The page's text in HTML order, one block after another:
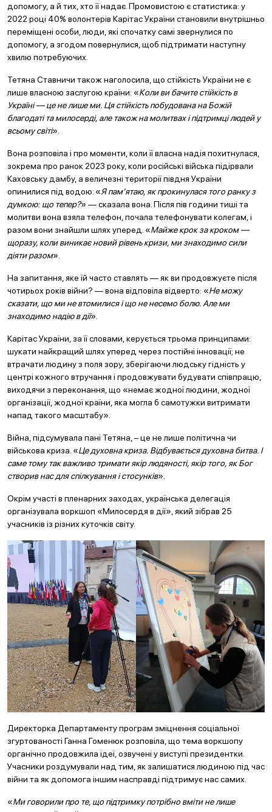
допомогу, а й тих, хто її надає. Промовистою є статистика: у
2022 році 40% волонтерів Карітас України становили внутрішньо
переміщені особи, люди, які спочатку самі звернулися по
допомогу, а згодом повернулися, щоб підтримати наступну
хвилю потребуючих.
Тетяна Ставничи також наголосила, що стійкість України не є
лише власною заслугою країни: «Коли ви бачите стійкість в
Україні — це не лише ми. Ця стійкість побудована на Божій
благодаті та милосерді, але також на молитвах і підтримці людей у
всьому світі».
Вона розповіла і про моменти, коли її власна надія похитнулася,
зокрема про ранок 2023 року, коли російські війська підірвали
Каховську дамбу, а величезні території півдня України
опинилися під водою. «Я пам’ятаю, як прокинулася того ранку з
думкою: що тепер?» — сказала вона. Після пів години тиші та
молитви вона взяла телефон, почала телефонувати колегам, і
разом вони знайшли шлях уперед. «Майже крок за кроком —
щоразу, коли виникає новий рівень кризи, ми знаходимо сили
діяти разом».
На запитання, яке їй часто ставлять — як ви продовжуєте після
чотирьох років війни? — вона відповіла відверто: «Не можу
сказати, що ми не втомилися і що не несемо болю. Але ми
знаходимо надію в дії».
Карітас України, за її словами, керується трьома принципами:
шукати найкращий шлях уперед через постійні інновації; не
втрачати людину з поля зору, зберігаючи людську гідність у
центрі кожного втручання і продовжувати будувати співпрацю,
виходячи з переконання, що «немає жодної людини, жодної
організації, жодної країни, яка могла б самотужки витримати
напад такого масштабу».
Війна, підсумувала пані Тетяна, – це не лише політична чи
військова криза. «Це духовна криза. Відбувається духовна битва. І
саме тому так важливо тримати якір людяності, якір того, як Бог
створив нас для спілкування і стосунків».
Окрім участі в пленарних заходах, українська делегація
організувала воркшоп «Милосердя в дії», який зібрав 25
учасників із різних куточків світу.
Директорка Департаменту програм зміцнення соціальної
згуртованості Ганна Гоменюк розповіла, що тема воркшопу
органічно продовжила ідеї, озвучені у виступі президентки.
Учасники роздумували над тим, як залишатися людиною під час
війни та як допомога іншим насправді підтримує нас самих.
«Ми говорили про те, що підтримку потрібно вміти не лише